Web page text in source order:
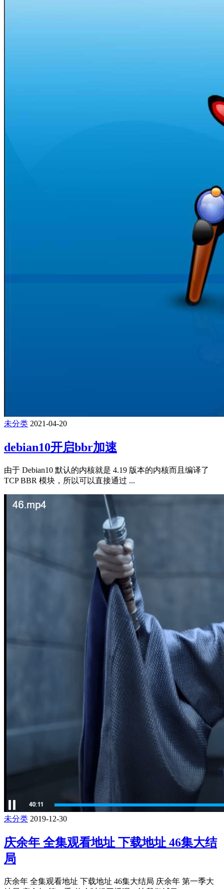
未分类 2021-04-20
debian10开启bbr加速
由于 Debian10 默认的内核就是 4.19 版本的内核而且编译了
TCP BBR 模块，所以可以直接通过 ...
未分类 2019-12-30
庆余年 全集观看地址 下载地址 46集大结
局
庆余年 全集观看地址 下载地址 46集大结局 庆余年 第一季大